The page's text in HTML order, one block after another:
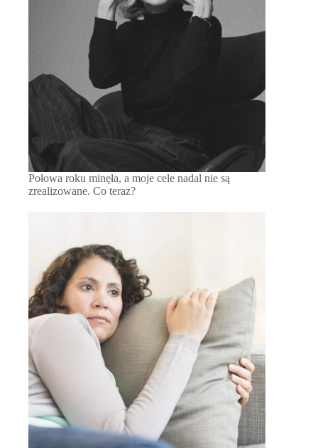
Połowa roku minęła, a moje cele nadal nie są
zrealizowane. Co teraz?